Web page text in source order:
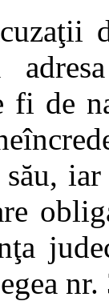
fi de